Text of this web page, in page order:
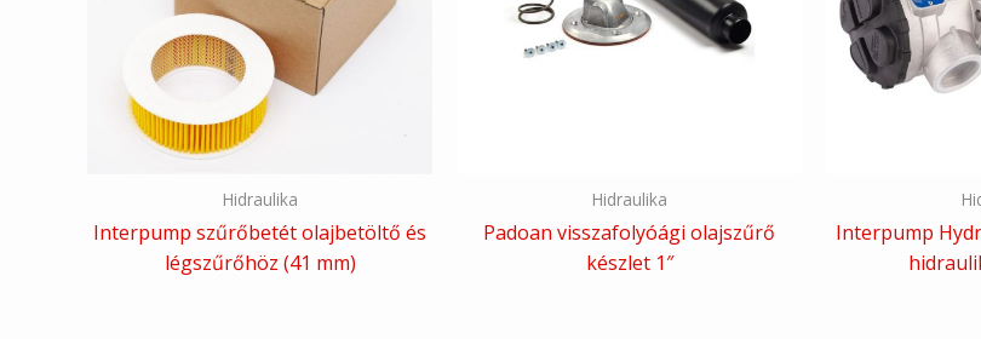
Hidraulika
Interpump szűrőbetét olajbetöltő és
légszűrőhöz (41 mm)
Hidraulika
Padoan visszafolyóági olajszűrő
készlet 1″
Interpump